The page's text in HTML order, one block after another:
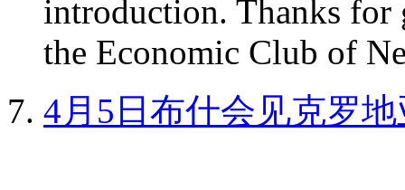
introduction. Thanks for
the Economic Club of
4月5日布什会见克罗